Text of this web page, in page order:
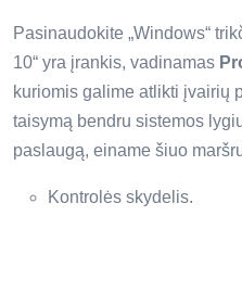
Pasinaudokite „Windows“
10“ yra įrankis, vadinamas
kuriomis galime atlikti įvairių
taisymą bendru sistemos
paslaugą, einame šiuo
Kontrolės skydelis.